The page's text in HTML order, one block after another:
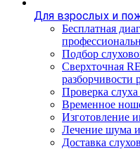
Для взрослых и
Бесплатная
Подбор
Сверхточная
разборчивости
Проверка
Временное
Изготовление
Лечение шума
Доставка